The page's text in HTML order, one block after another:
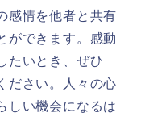
感情を他者と共有
ができます。感動
たいとき、ぜひ
ださい。人々の心
しい機会になるは